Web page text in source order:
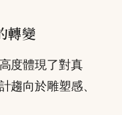
轉變
度體現了對真
趨向於雕塑感、